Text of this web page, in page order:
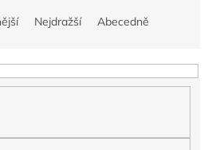
Nejdražší Abecedně